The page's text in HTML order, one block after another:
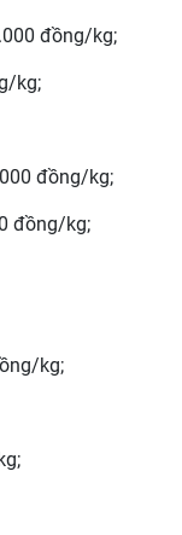
đồng/kg;
kg;
đồng/kg;
đồng/kg;
kg;